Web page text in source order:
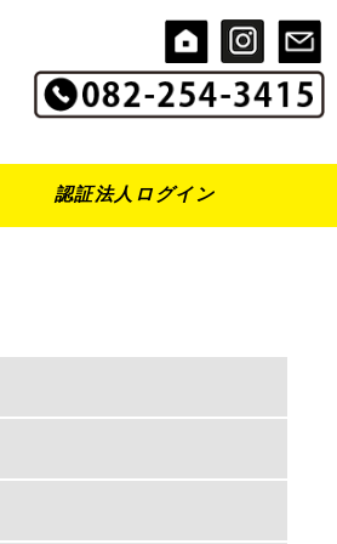
認証法人ログイン